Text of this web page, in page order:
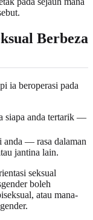
Berbeza
ia beroperasi pada
siapa anda tertarik —
anda — rasa dalaman
jantina lain.
seksual
boleh
atau mana-